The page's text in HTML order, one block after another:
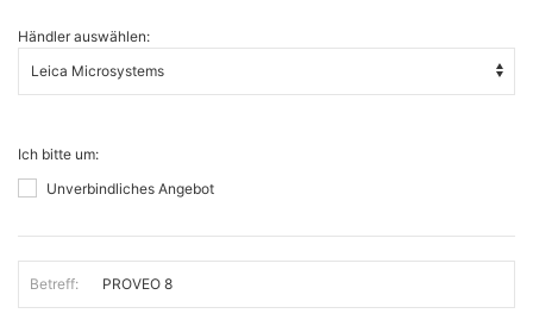
Händler auswählen:
Ich bitte um:
Unverbindliches Angebot
Betreff: